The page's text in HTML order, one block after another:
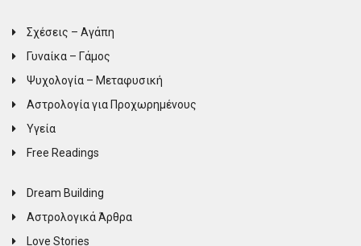
Σχέσεις – Αγάπη
Γυναίκα – Γάμος
Ψυχολογία – Μεταφυσική
Αστρολογία για Προχωρημένους
Υγεία
Free Readings
Dream Building
Αστρολογικά Άρθρα
Love Stories